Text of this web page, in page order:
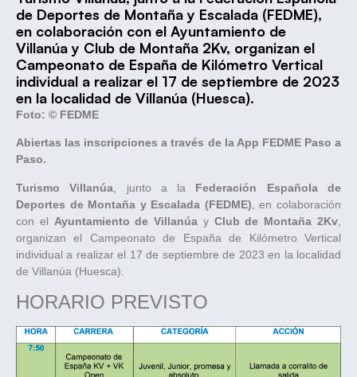
de Deportes de Montaña y Escalada (FEDME),
en colaboración con el Ayuntamiento de
Villanúa y Club de Montaña 2Kv, organizan el
Campeonato de España de Kilómetro Vertical
individual a realizar el 17 de septiembre de 2023
en la localidad de Villanúa (Huesca).
Foto: © FEDME
Abiertas las inscripciones a través de la App FEDME Paso a
Paso.
Turismo Villanúa , junto a la Federación Española de
Deportes de Montaña y Escalada (FEDME) , en colaboración
con el Ayuntamiento de Villanúa y Club de Montaña 2Kv
organizan el Campeonato de España de Kilómetro Vertical
individual a realizar el 17 de septiembre de 2023 en la localidad
de Villanúa (Huesca).
HORARIO PREVISTO